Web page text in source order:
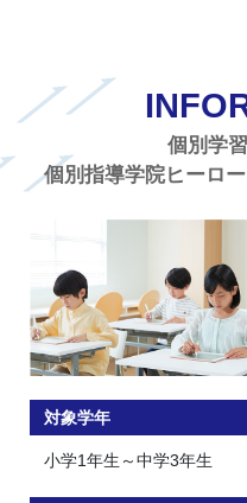
個別学
個別指導学院ヒーロ
対象学年
小学1年生～中学3年生